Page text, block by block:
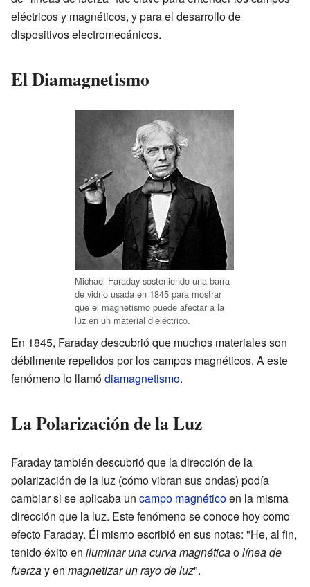
eléctricos y magnéticos, y para el desarrollo de
dispositivos electromecánicos.
El Diamagnetismo
Michael Faraday sosteniendo una barra
de vidrio usada en 1845 para mostrar
que el magnetismo puede afectar a la
luz en un material dieléctrico.
En 1845, Faraday descubrió que muchos materiales son
débilmente repelidos por los campos magnéticos. A este
fenómeno lo llamódiamagnetismo.
La Polarización de la Luz
Faraday también descubrió que la dirección de la
polarización de la luz (cómo vibran sus ondas) podía
cambiar si se aplicaba un campo magnéticoen la misma
dirección que la luz. Este fenómeno se conoce hoy como
efecto Faraday. Él mismo escribió en sus notas: "He, al fin,
tenido éxito en iluminar una curva magnéticaolínea de
fuerzay en magnetizar un rayo de luz".